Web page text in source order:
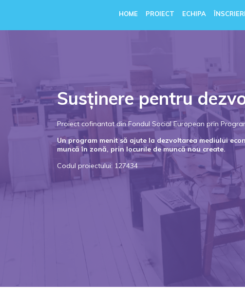
HOME PROIECT ECHIPA ÎNSCRIERI
Susținere pentru
Proiect cofinantat din Fondul Social European prin
Un program menit să ajute la dezvoltarea mediului
muncă în zonă, prin locurile de muncă nou create.
Codul proiectului: 127434